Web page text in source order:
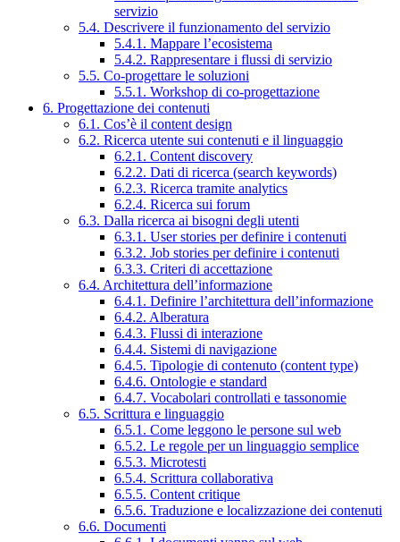
servizio
5.4. Descrivere il funzionamento del servizio
5.4.1. Mappare l’ecosistema
5.4.2. Rappresentare i flussi di servizio
5.5. Co-progettare le soluzioni
5.5.1. Workshop di co-progettazione
6. Progettazione dei contenuti
6.1. Cos’è il content design
6.2. Ricerca utente sui contenuti e il linguaggio
6.2.1. Content discovery
6.2.2. Dati di ricerca (search keywords)
6.2.3. Ricerca tramite analytics
6.2.4. Ricerca sui forum
6.3. Dalla ricerca ai bisogni degli utenti
6.3.1. User stories per definire i contenuti
6.3.2. Job stories per definire i contenuti
6.3.3. Criteri di accettazione
6.4. Architettura dell’informazione
6.4.1. Definire l’architettura dell’informazione
6.4.2. Alberatura
6.4.3. Flussi di interazione
6.4.4. Sistemi di navigazione
6.4.5. Tipologie di contenuto (content type)
6.4.6. Ontologie e standard
6.4.7. Vocabolari controllati e tassonomie
6.5. Scrittura e linguaggio
6.5.1. Come leggono le persone sul web
6.5.2. Le regole per un linguaggio semplice
6.5.3. Microtesti
6.5.4. Scrittura collaborativa
6.5.5. Content critique
6.5.6. Traduzione e localizzazione dei contenuti
6.6. Documenti